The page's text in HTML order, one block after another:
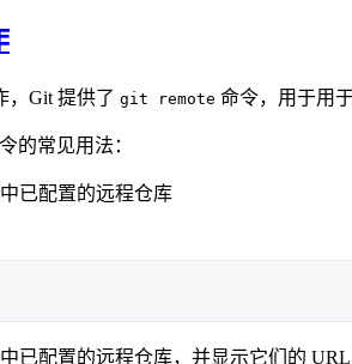
，Git 提供了 git remote 命令，用于用
的常见用法：
已配置的远程仓库
已配置的远程仓库，并显示它们的 URL